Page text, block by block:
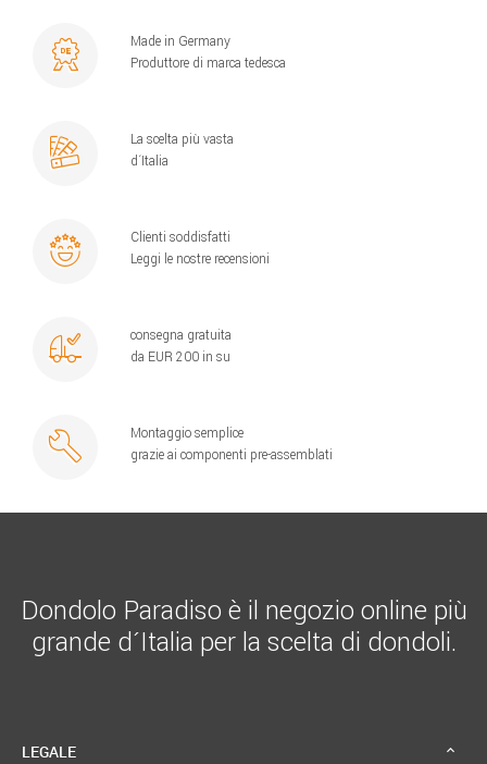
Made in Germany
Produttore di marca tedesca
La scelta più vasta
d´Italia
Clienti soddisfatti
Leggi le nostre recensioni
consegna gratuita
da EUR 200 in su
Montaggio semplice
grazie ai componenti pre-assemblati
Dondolo Paradiso è il negozio online più
grande d´Italia per la scelta di dondoli.
LEGALE